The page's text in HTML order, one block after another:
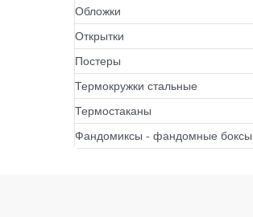
Обложки
Открытки
Постеры
Термокружки стальные
Термостаканы
Фандомиксы - фандомные боксы